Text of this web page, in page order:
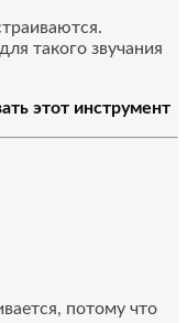
такого звучания
этот инструмент
потому что